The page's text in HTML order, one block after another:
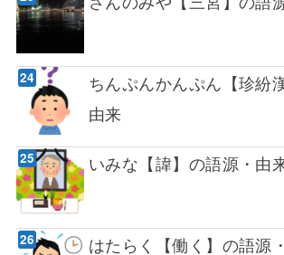
ちんぷんかんぷん【珍紛
由来
いみな【諱】の語源・由
はたらく【働く】の語源